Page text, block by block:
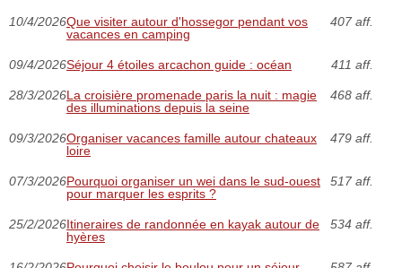
10/4/2026Que visiter autour d'hossegor pendant vos
vacances en camping
407 aff.
09/4/2026Séjour 4 étoiles arcachon guide : océan 411 aff.
28/3/2026La croisière promenade paris la nuit : magie
des illuminations depuis la seine
468 aff.
09/3/2026Organiser vacances famille autour chateaux
loire
479 aff.
07/3/2026Pourquoi organiser un wei dans le sud-ouest
pour marquer les esprits ?
517 aff.
25/2/2026Itineraires de randonnée en kayak autour de
hyères
534 aff.